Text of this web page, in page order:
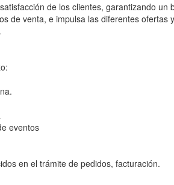
de los clientes, garantizando un
de venta, e impulsa las diferentes ofertas
eventos
en el trámite de pedidos, facturación.